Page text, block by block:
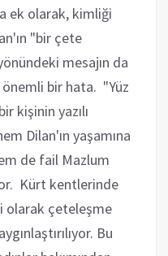
ek olarak, kimliği
"bir çete
mesajın da
bir hata. "Yüz
kişinin yazılı
Dilan'ın yaşamına
de fail Mazlum
Kürt kentlerinde
olarak çeteleşme
Bu